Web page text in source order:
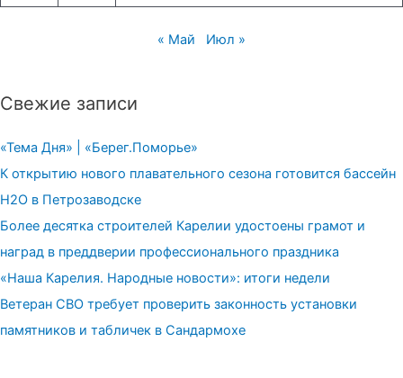
« Май Июл »
Свежие записи
«Тема Дня» | «Берег.Поморье»
К открытию нового плавательного сезона готовится бассейн
H2О в Петрозаводске
Более десятка строителей Карелии удостоены грамот и
наград в преддверии профессионального праздника
«Наша Карелия. Народные новости»: итоги недели
Ветеран СВО требует проверить законность установки
памятников и табличек в Сандармохе